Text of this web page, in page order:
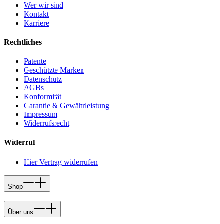
Wer wir sind
Kontakt
Karriere
Rechtliches
Patente
Geschützte Marken
Datenschutz
AGBs
Konformität
Garantie & Gewährleistung
Impressum
Widerrufsrecht
Widerruf
Hier Vertrag widerrufen
Shop
Über uns